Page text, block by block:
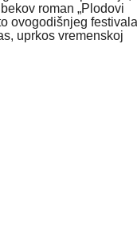
roman „Plodovi
ovogodišnjeg
uprkos vremenskoj